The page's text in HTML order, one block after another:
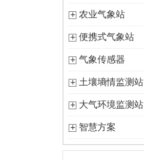
农业气象站
便携式气象站
气象传感器
土壤墒情监测站
大气环境监测站
智慧方案